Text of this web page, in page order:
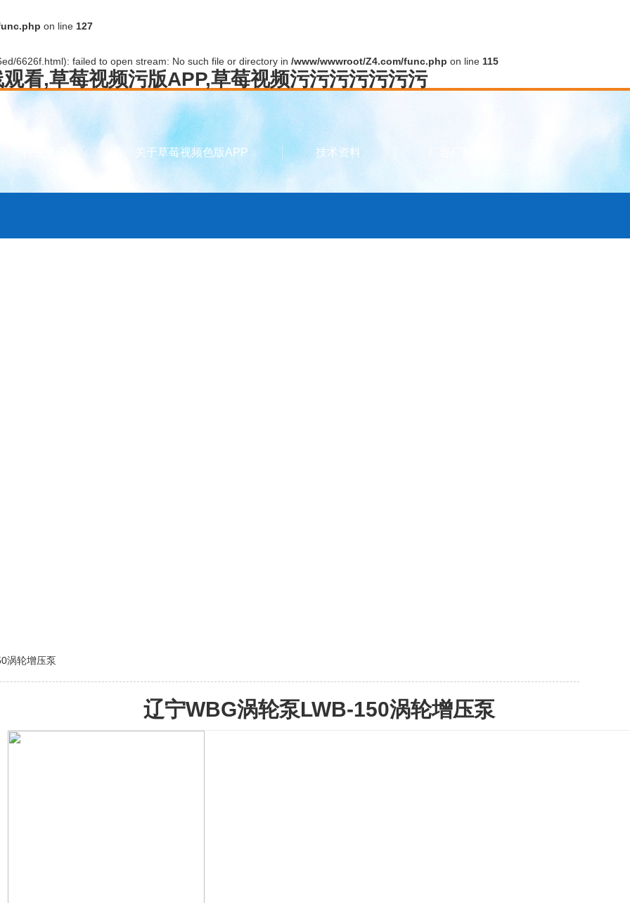
on line 127
6626f.html): failed to open stream: No such file or directory in /www/wwwroot/Z4.com/func.php on line 115
看,草莓视频污版APP,草莓视频污污污污污污污
关于草莓视频色版APP 技术资料
涡轮增压泵
辽宁WBG涡轮泵LWB-150涡轮增压泵